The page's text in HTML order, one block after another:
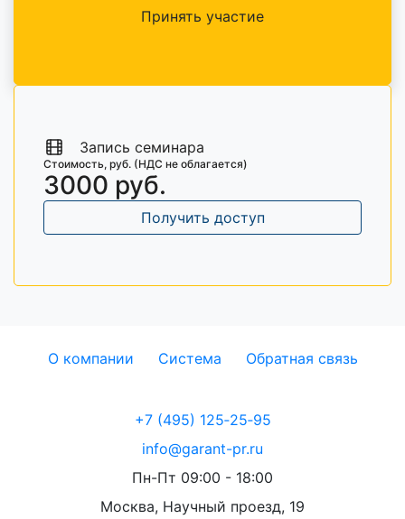
Принять участие
Запись семинара
Стоимость, руб. (НДС не облагается)
3000 руб.
Получить доступ
О компании Система Обратная связь
+7 (495) 125‑25‑95
info@garant-pr.ru
Пн-Пт 09:00 - 18:00
Москва, Научный проезд, 19